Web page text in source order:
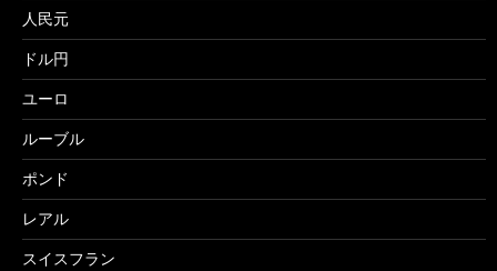
人民元
ドル円
ユーロ
ルーブル
ポンド
レアル
スイスフラン